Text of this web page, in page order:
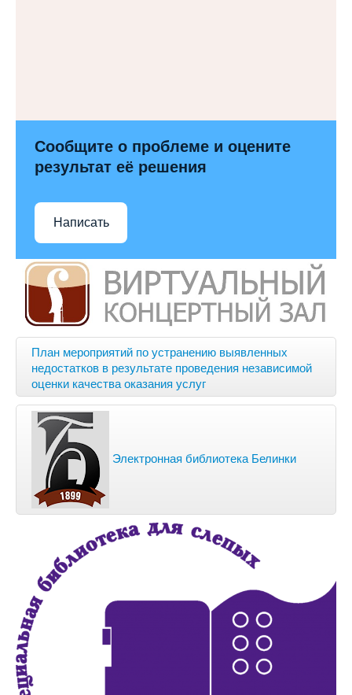
Сообщите о проблеме и оцените
результат её решения
Написать
План мероприятий по устранению выявленных
недостатков в результате проведения независимой
оценки качества оказания услуг
Электронная библиотека Белинки